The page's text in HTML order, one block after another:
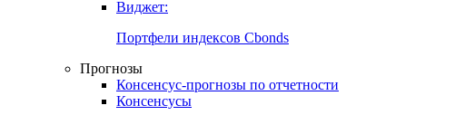
Виджет:
Портфели индексов Cbonds
Прогнозы
Консенсус-прогнозы по отчетности
Консенсусы